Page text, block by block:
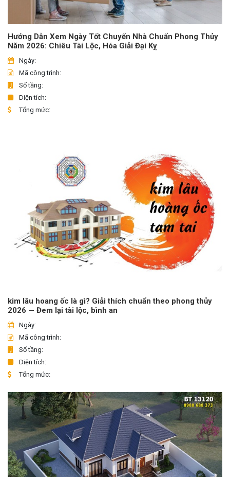
Hướng Dẫn Xem Ngày Tốt Chuyển Nhà Chuẩn Phong Thủy
Năm 2026: Chiêu Tài Lộc, Hóa Giải Đại Kỵ
Ngày:
Mã công trình:
Số tầng:
Diện tích:
Tổng mức:
kim lâu hoang ốc là gì? Giải thích chuẩn theo phong thủy
2026 — Đem lại tài lộc, bình an
Ngày:
Mã công trình:
Số tầng:
Diện tích:
Tổng mức: